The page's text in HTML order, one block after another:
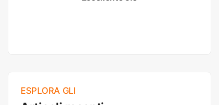
ESPLORA GLI